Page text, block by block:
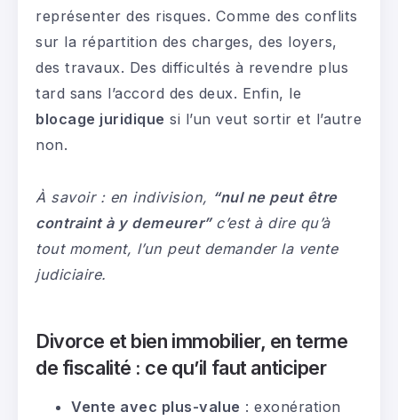
représenter des risques. Comme des conflits
sur la répartition des charges, des loyers,
des travaux. Des difficultés à revendre plus
tard sans l’accord des deux. Enfin, le
blocage juridique si l’un veut sortir et l’autre
non.
À savoir : en indivision, “nul ne peut être
contraint à y demeurer”c’est à dire qu’à
tout moment, l’un peut demander la vente
judiciaire.
Divorce et bien immobilier, en terme
de fiscalité : ce qu’il faut anticiper
Vente avec plus-value : exonération